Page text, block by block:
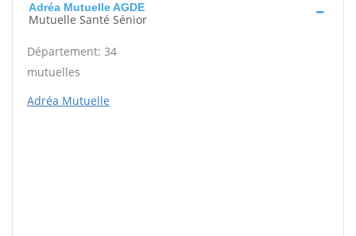
Adréa Mutuelle AGDE
Mutuelle Santé Sénior
Département: 34
mutuelles
Adréa Mutuelle